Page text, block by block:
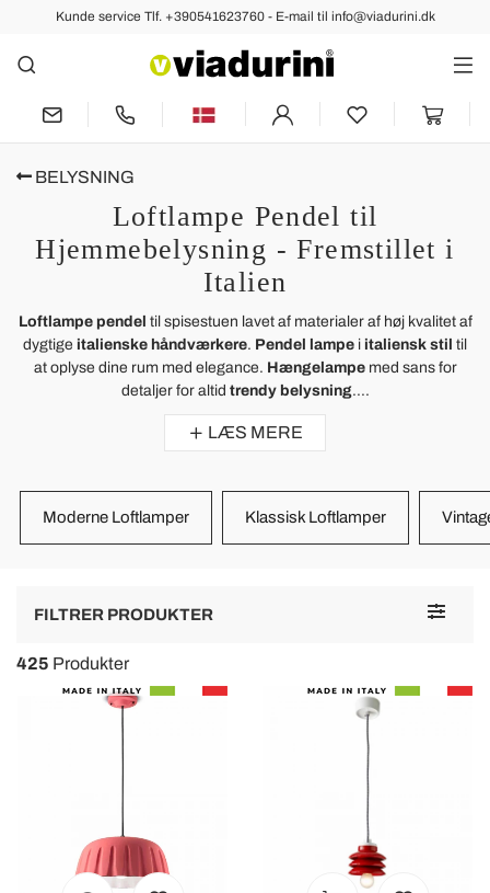
Kunde service Tlf. +390541623760 - E-mail til info@viadurini.dk
BELYSNING
Loftlampe Pendel til
Hjemmebelysning - Fremstillet i
Italien
Loftlampe pendel til spisestuen lavet af materialer af høj kvalitet af
dygtige italienske håndværkere. Pendel lampe i italiensk stil til
at oplyse dine rum med elegance. Hængelampemed sans for
detaljer for altid trendy belysning....
LÆS MERE
Moderne Loftlamper Klassisk Loftlamper
Toggle
FILTRER PRODUKTER
425 Produkter